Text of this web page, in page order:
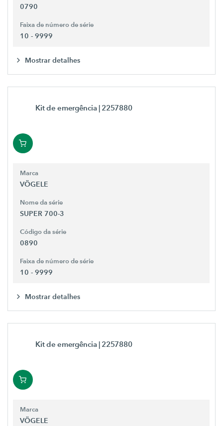
0790
Faixa de número de série
10 - 9999
Mostrar detalhes
Kit de emergência | 2257880
Marca
VÖGELE
Nome da série
SUPER 700-3
Código da série
0890
Faixa de número de série
10 - 9999
Mostrar detalhes
Kit de emergência | 2257880
Marca
VÖGELE